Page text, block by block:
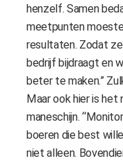
henzelf. Samen
meetpunten
resultaten. Zodat
bedrijf bijdraagt en
beter te maken.”
Maar ook hier is het
maneschijn.
boeren die best
niet alleen.